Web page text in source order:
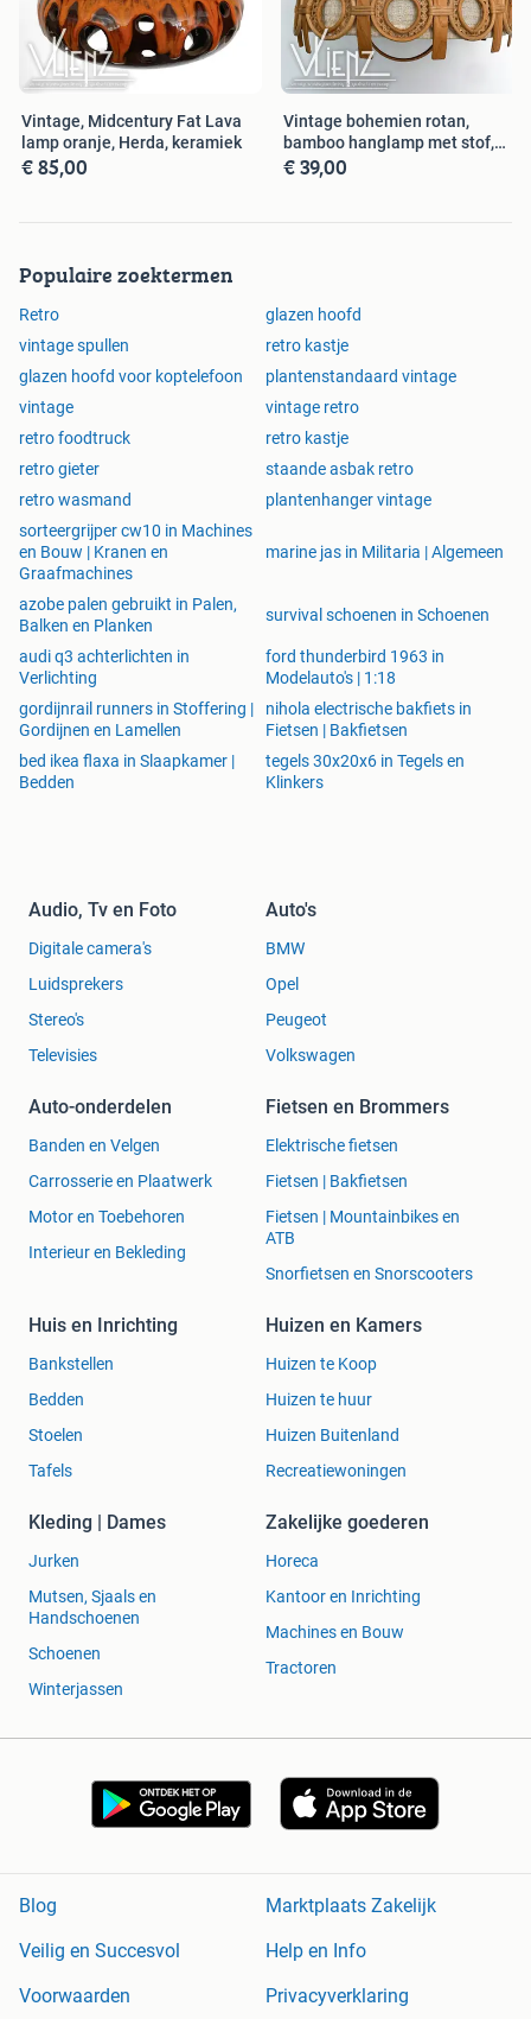
Vintage, Midcentury Fat Lava
lamp oranje, Herda, keramiek
€ 85,00
Vintage bohemien rotan,
bamboo hanglamp met stof,
retro
€ 39,00
Populaire zoektermen
Retro
glazen hoofd
vintage spullen
retro kastje
glazen hoofd voor koptelefoon
plantenstandaard vintage
vintage
vintage retro
retro foodtruck
retro kastje
retro gieter
staande asbak retro
retro wasmand
plantenhanger vintage
sorteergrijper cw10 in Machines
en Bouw | Kranen en
Graafmachines
marine jas in Militaria | Algemeen
azobe palen gebruikt in Palen,
Balken en Planken
survival schoenen in Schoenen
audi q3 achterlichten in
Verlichting
ford thunderbird 1963 in
Modelauto's | 1:18
gordijnrail runners in Stoffering |
Gordijnen en Lamellen
nihola electrische bakfiets in
Fietsen | Bakfietsen
bed ikea flaxa in Slaapkamer |
Bedden
tegels 30x20x6 in Tegels en
Klinkers
Audio, Tv en Foto
Digitale camera's
Luidsprekers
Stereo's
Televisies
Auto's
BMW
Opel
Peugeot
Volkswagen
Auto-onderdelen
Banden en Velgen
Carrosserie en Plaatwerk
Motor en Toebehoren
Interieur en Bekleding
Fietsen en Brommers
Elektrische fietsen
Fietsen | Bakfietsen
Fietsen | Mountainbikes en
ATB
Snorfietsen en Snorscooters
Huis en Inrichting
Bankstellen
Bedden
Stoelen
Tafels
Huizen en Kamers
Huizen te Koop
Huizen te huur
Huizen Buitenland
Recreatiewoningen
Kleding | Dames
Jurken
Mutsen, Sjaals en
Handschoenen
Schoenen
Winterjassen
Zakelijke goederen
Horeca
Kantoor en Inrichting
Machines en Bouw
Tractoren
Blog
Marktplaats Zakelijk
Veilig en Succesvol
Help en Info
Voorwaarden
Privacyverklaring